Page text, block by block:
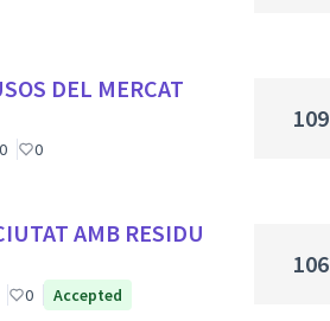
DEL MERCAT
0 0
109
AMB RESIDU
0 Accepted
106